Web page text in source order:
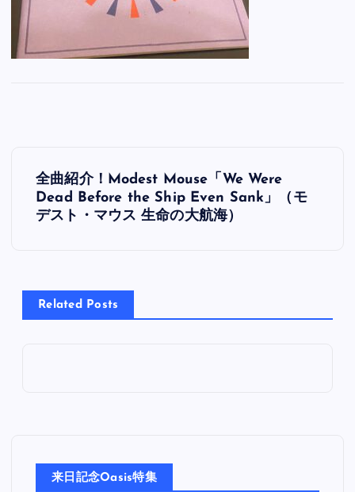
投
稿
ビ
ゲ
全曲紹介！Modest Mouse「We Were
Dead Before the Ship Even Sank」（モ
デスト・マウス 生命の大航海）
Related Posts
来日記念Oasis特集